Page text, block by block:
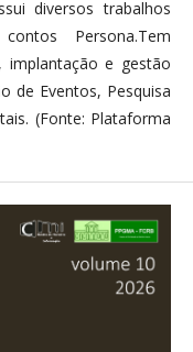
diversos trabalhos
Persona.Tem
implantação e gestão
de Eventos, Pesquisa
(Fonte: Plataforma